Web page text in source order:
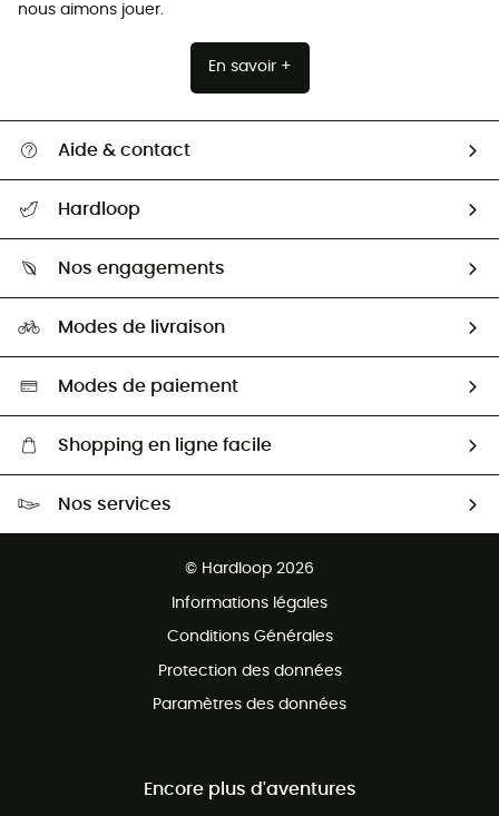
nous aimons jouer.
En savoir +
Aide & contact
Retour & remboursement
Guide des tailles
Seconde Main
Aide & Contact
Hardloop
HardGuides
Nos engagements
Sélection éco-responsable
Modes de livraison
Modes de paiement
Shopping en ligne facile
Nos services
© Hardloop 2026
Informations légales
Conditions Générales
Protection des données
Paramètres des données
Encore plus d'aventures